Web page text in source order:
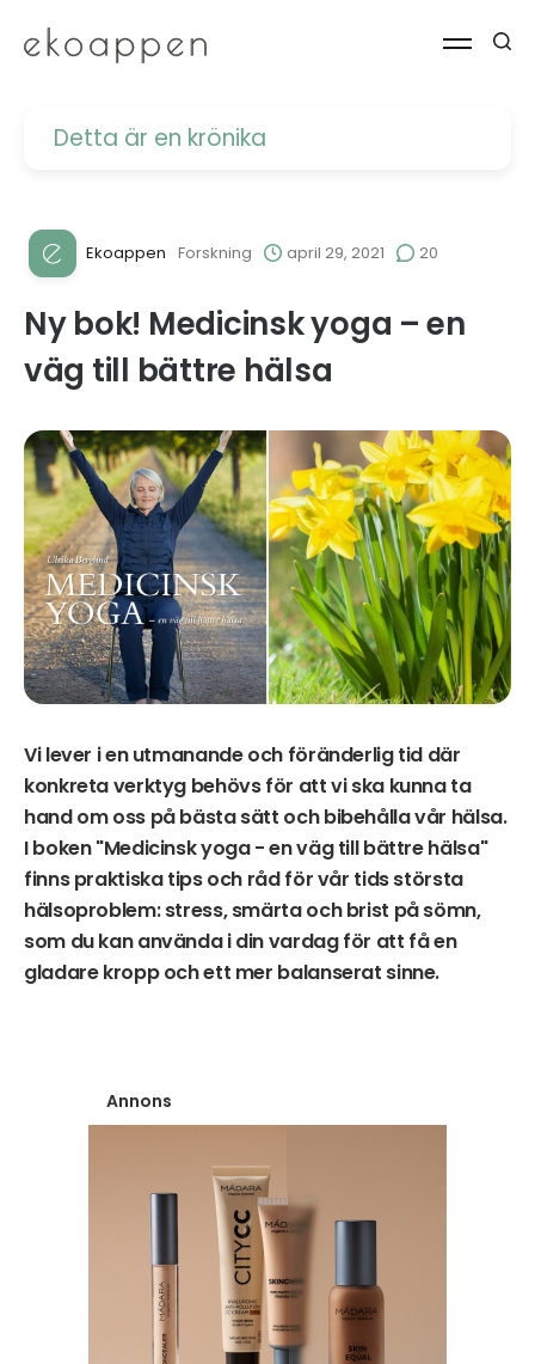
Detta är en krönika
Ekoappen Forskning april 29, 2021 20
Ny bok! Medicinsk yoga – en
väg till bättre hälsa
Vi lever i en utmanande och föränderlig tid där
konkreta verktyg behövs för att vi ska kunna ta
hand om oss på bästa sätt och bibehålla vår hälsa.
I boken "Medicinsk yoga - en väg till bättre hälsa"
finns praktiska tips och råd för vår tids största
hälsoproblem: stress, smärta och brist på sömn,
som du kan använda i din vardag för att få en
gladare kropp och ett mer balanserat sinne.
Annons